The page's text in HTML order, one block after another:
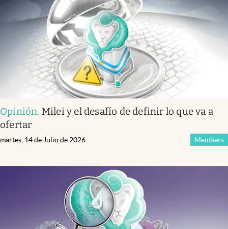
Opinión. Milei y el desafío de definir lo que va a
ofertar
Members
martes, 14 de Julio de 2026